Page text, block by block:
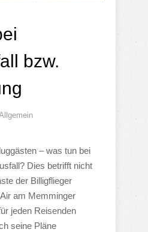
bzw.
– was tun bei
Dies betrifft nicht
der Billigflieger
am Memminger
jeden Reisenden
seine Pläne